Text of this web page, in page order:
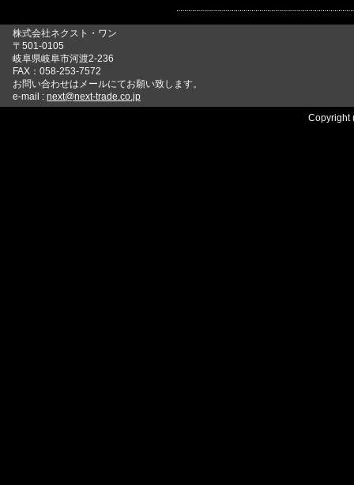
株式会社ネクスト・ワン
〒501-0105
岐阜県岐阜市河渡2-236
FAX：058-253-7572
お問い合わせはメールにてお願い致します。
e-mail : next@next-trade.co.jp
Copyright